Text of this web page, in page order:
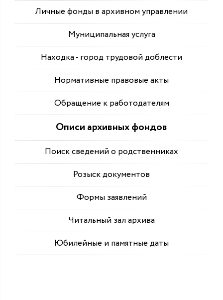
Личные фонды в архивном управлении
Муниципальная услуга
Находка - город трудовой доблести
Нормативные правовые акты
Обращение к работодателям
Описи архивных фондов
Поиск сведений о родственниках
Розыск документов
Формы заявлений
Читальный зал архива
Юбилейные и памятные даты